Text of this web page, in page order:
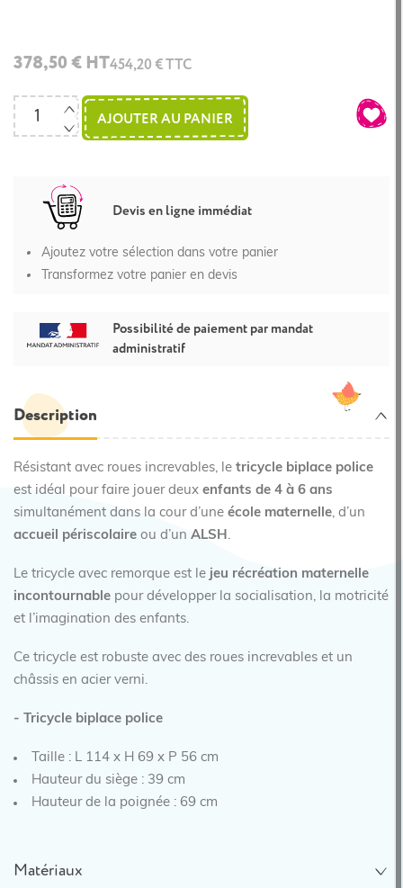
378,50 € HT454,20 € TTC
AJOUTER AU PANIER
Devis en ligne immédiat
Ajoutez votre sélection dans votre panier
Transformez votre panier en devis
Possibilité de paiement par mandat
administratif
Description
Résistant avec roues increvables, le tricycle biplace police
est idéal pour faire jouer deux enfants de 4 à 6 ans
simultanément dans la cour d’une école maternelle, d’un
accueil périscolaire ou d’un ALSH.
Le tricycle avec remorque est le jeu récréation maternelle
incontournable pour développer la socialisation, la motricité
et l’imagination des enfants.
Ce tricycle est robuste avec des roues increvables et un
châssis en acier verni.
- Tricycle biplace police
Taille : L 114 x H 69 x P 56 cm
Hauteur du siège : 39 cm
Hauteur de la poignée : 69 cm
Matériaux